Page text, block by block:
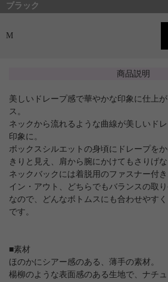
ブラック
M
商品説明
美しいドレープ感で華やかな印象に仕上
ス。
ネックから流れるような曲線が美しいド
印象に。
ボックスシルエットの身頃にドレープを
きりと見え、肩から腕にかけてもさりげな
ネックバックには着脱用のファスナー付き
イン・アウト、どちらでもバランスの取
なので、どんなボトムスにも合わせやす
です。
■素材
ほのかにシアー感のある、薄手の素材。
楊柳のような表面感のある生地で、ナチ